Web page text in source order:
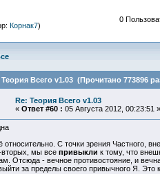
Корнак7)
0
Всего v1.03 (Прочитано 773896
Re: Теория Всего v1.03
« Ответ #60 : 05 Августа 2012, 00:23:51 »
С точки зрения Частного,
мы все привыкли к тому, что
Отсюда - вечное противостояние, и
за пределы своего привычного Я. Это